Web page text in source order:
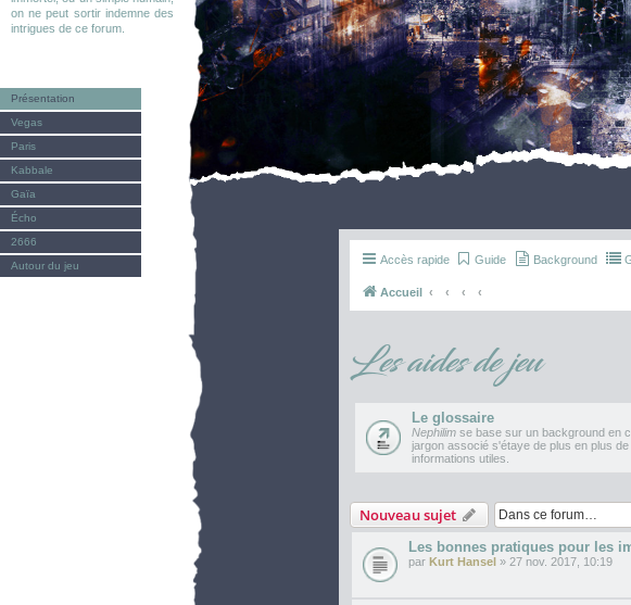
on ne peut sortir indemne des
intrigues de ce forum.
Présentation
Vegas
Paris
Kabbale
Gaïa
Écho
2666
Autour du jeu
Accès rapide Guide Background
Accueil
Les aides de jeu
Le glossaire
Nephilim se base sur un background en
jargon associé s'étaye de plus en plus
informations utiles.
Nouveau sujet
Les bonnes pratiques pour les
par Kurt Hansel » 27 nov. 2017, 10:19